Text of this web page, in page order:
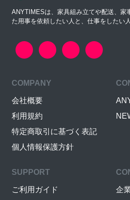
ANYTIMESは、家具組み立てや配送、家
た用事を依頼したい人と、仕事をしたい
COMPANY
会社概要
利用規約
特定商取引に基づく表記
個人情報保護方針
SUPPORT
ご利用ガイド
企